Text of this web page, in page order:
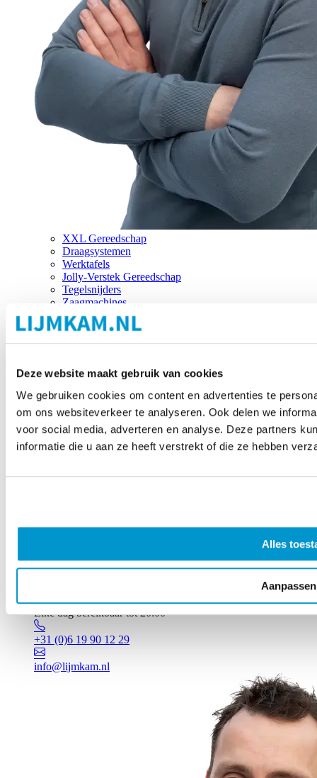
Deze website maakt gebruik van cookies
We gebruiken cookies om content en advertenties te
om ons websiteverkeer te analyseren. Ook delen we
voor social media, adverteren en analyse. Deze partners
informatie die u aan ze heeft verstrekt of die ze hebben
Alles
Aanpassen
XXL Gereedschap
Draagsystemen
Werktafels
Jolly-Verstek Gereedschap
Tegelsnijders
Zaagmachines
Merken
Elke dag bereikbaar tot 20:00
+31 (0)6 19 90 12 29
info@lijmkam.nl